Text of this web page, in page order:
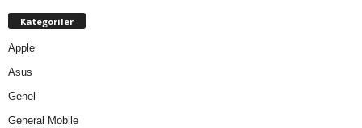
Kategoriler
Apple
Asus
Genel
General Mobile